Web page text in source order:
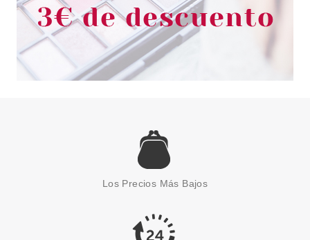
PACO RABANNE
PACO RABANNE 1 MILLION
ROYAL EDP 50 ML VP
53.95€
Los Precios Más Bajos